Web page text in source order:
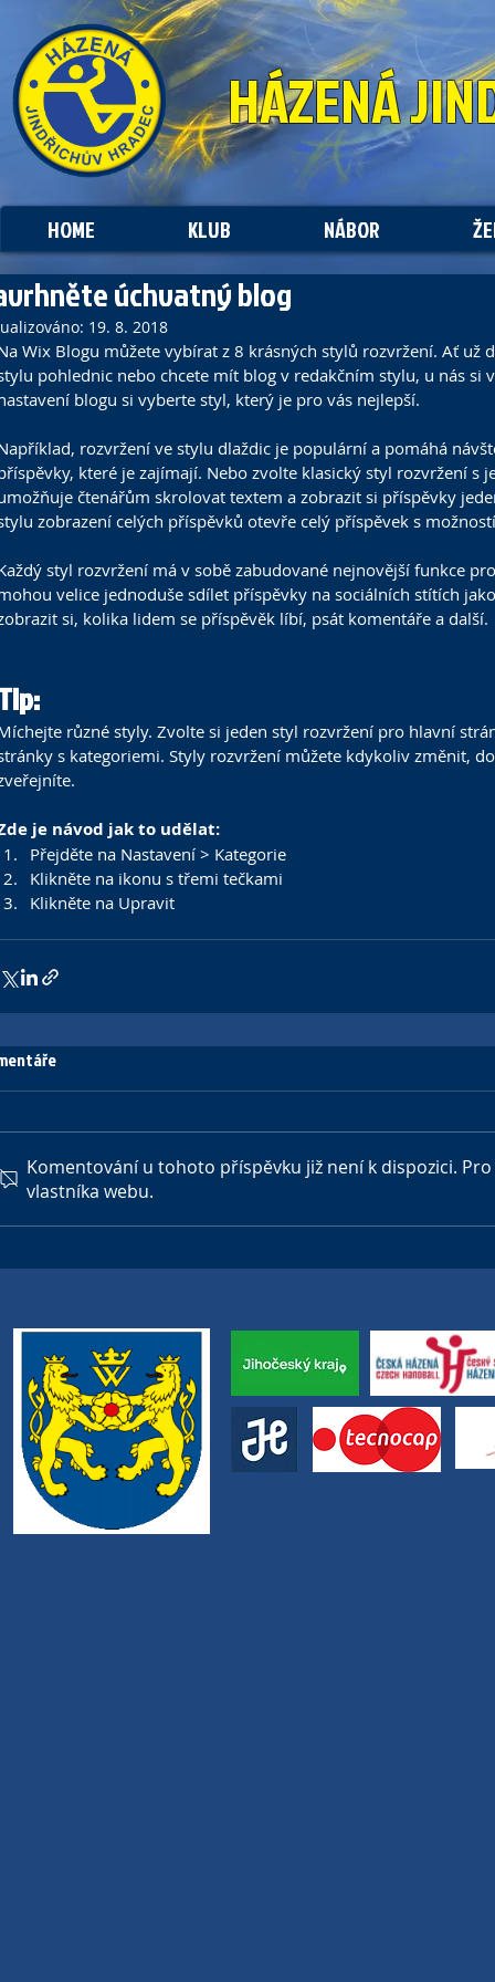
HÁZENÁ
HOME KLUB NÁBOR
úchvatný blog
19. 8. 2018
Wix Blogu můžete vybírat z 8 krásných stylů rozvržení. Ať už
pohlednic nebo chcete mít blog v redakčním stylu, u nás si
blogu si vyberte styl, který je pro vás nejlepší.
rozvržení ve stylu dlaždic je populární a pomáhá
které je zajímají. Nebo zvolte klasický styl rozvržení s
čtenářům skrolovat textem a zobrazit si příspěvky
zobrazení celých příspěvků otevře celý příspěvek s
styl rozvržení má v sobě zabudované nejnovější funkce
velice jednoduše sdílet příspěvky na sociálních stítích
si, kolika lidem se příspěvěk líbí, psát komentáře a další.
různé styly. Zvolte si jeden styl rozvržení pro hlavní
s kategoriemi. Styly rozvržení můžete kdykoliv změnit,
je návod jak to udělat:
Přejděte na Nastavení > Kategorie
Klikněte na ikonu s třemi tečkami
Klikněte na Upravit
Komentování u tohoto příspěvku již není k dispozici.
vlastníka webu.